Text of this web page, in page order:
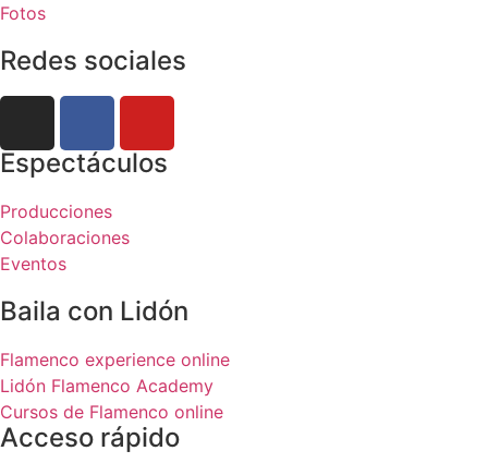
Fotos
Redes sociales
Espectáculos
Producciones
Colaboraciones
Eventos
Baila con Lidón
Flamenco experience online
Lidón Flamenco Academy
Cursos de Flamenco online
Acceso rápido